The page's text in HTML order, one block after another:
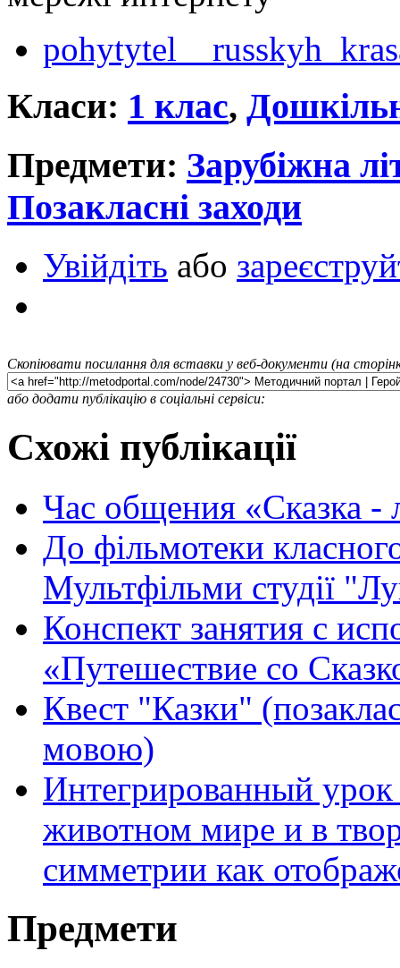
Класи: 1 клас,
Предмети: Зарубіжна
Позакласні заходи
Увійдіть або
Скопіювати посилання для вставки у веб-документи (на
або додати публікацію в соціальні сервіси:
Схожі публікації
Час общения «Сказка
До фільмотеки
Мультфільми студії
Конспект занятия с
«Путешествие со
Квест "Казки"
мовою)
Интегрированный
животном мире и в
симметрии как
Предмети